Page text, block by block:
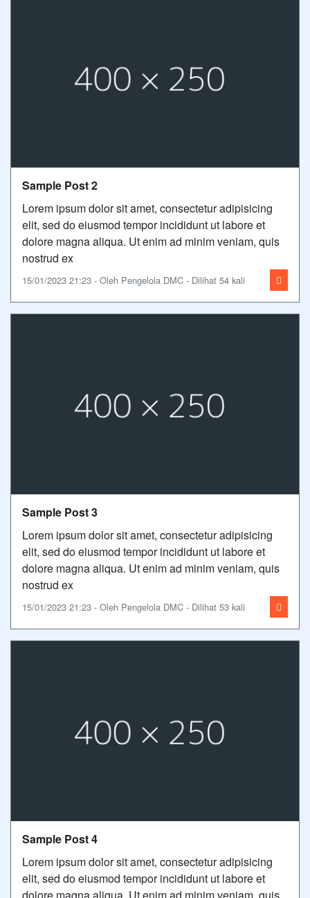
Sample Post 2
Lorem ipsum dolor sit amet, consectetur adipisicing
elit, sed do eiusmod tempor incididunt ut labore et
dolore magna aliqua. Ut enim ad minim veniam, quis
nostrud ex
15/01/2023 21:23 - Oleh Pengelola DMC - Dilihat 54 kali
Sample Post 3
Lorem ipsum dolor sit amet, consectetur adipisicing
elit, sed do eiusmod tempor incididunt ut labore et
dolore magna aliqua. Ut enim ad minim veniam, quis
nostrud ex
15/01/2023 21:23 - Oleh Pengelola DMC - Dilihat 53 kali
Sample Post 4
Lorem ipsum dolor sit amet, consectetur adipisicing
elit, sed do eiusmod tempor incididunt ut labore et